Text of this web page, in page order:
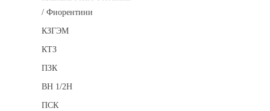
/ Фиорентини
КЗГЭМ
КТЗ
ПЗК
ВН 1/2Н
ПСК